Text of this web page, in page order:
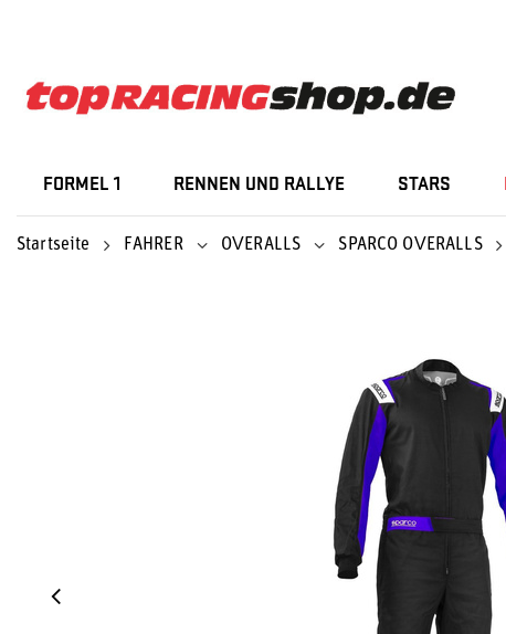
FORMEL 1 RENNEN UND RALLYE STARS
Startseite FAHRER OVERALLS SPARCO OVERALLS